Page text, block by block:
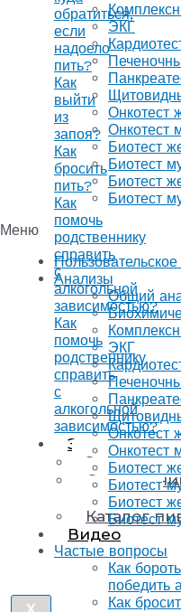
обратиться,
если
надоело
пить?
Как
выйти
из
запоя?
Как
бросить
пить?
Как
помочь
родственнику
справить
с
алкогольной
зависимостью?
Как
помочь
родственнику
справить
с
алкогольной
зависимостью?
напитков
Каталог
Видео
ЭКГ
Онкотест
Онкотест
Биотест
Биотест
Биотест
Биотест
Меню
Анализы
Общий
ЭКГ
Онкотест
Онкотест
Биотест
Биотест
Биотест
Биотест
Частые вопросы
Как
победить
Как